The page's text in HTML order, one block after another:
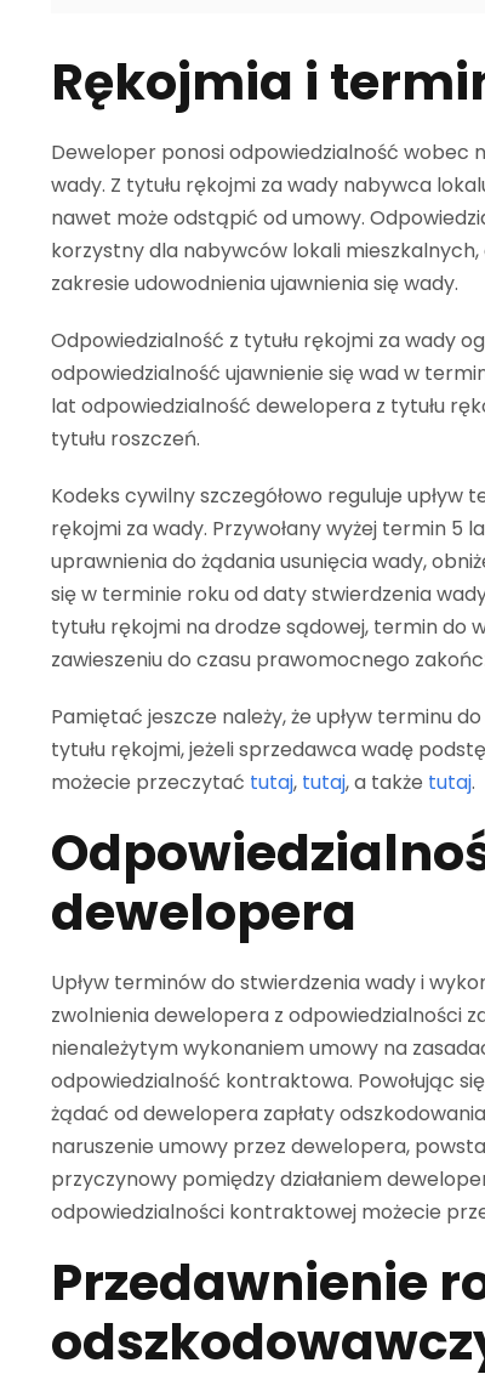
Rękojmia i
Deweloper ponosi odpowiedzialność wobec
wady. Z tytułu rękojmi za wady nabywca
nawet może odstąpić od umowy.
korzystny dla nabywców lokali
zakresie udowodnienia ujawnienia się wady.
Odpowiedzialność z tytułu rękojmi za wady
odpowiedzialność ujawnienie się wad w
lat odpowiedzialność dewelopera z tytułu
tytułu roszczeń.
Kodeks cywilny szczegółowo reguluje
rękojmi za wady. Przywołany wyżej termin 5
uprawnienia do żądania usunięcia wady,
się w terminie roku od daty stwierdzenia
tytułu rękojmi na drodze sądowej, termin do
zawieszeniu do czasu prawomocnego
Pamiętać jeszcze należy, że upływ terminu
tytułu rękojmi, jeżeli sprzedawca wadę
możecie przeczytać tutaj, tutaj, a także tutaj.
dewelopera
Upływ terminów do stwierdzenia wady i
zwolnienia dewelopera z odpowiedzialności
nienależytym wykonaniem umowy na
odpowiedzialność kontraktowa. Powołując
żądać od dewelopera zapłaty
naruszenie umowy przez dewelopera,
przyczynowy pomiędzy działaniem
odpowiedzialności kontraktowej możecie
Przedawnienie